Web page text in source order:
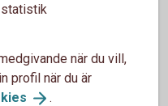
statistik
när du vill,
profil när du är
.